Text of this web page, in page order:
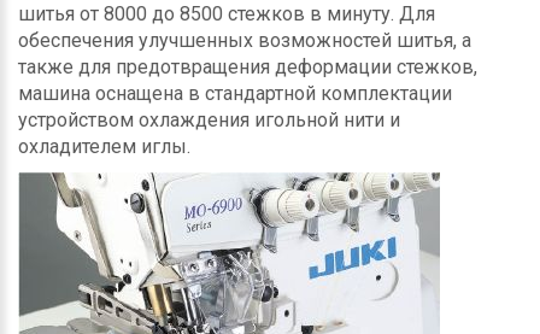
шитья от 8000 до 8500 стежков в минуту. Для
обеспечения улучшенных возможностей шитья, а
также для предотвращения деформации стежков,
машина оснащена в стандартной комплектации
устройством охлаждения игольной нити и
охладителем иглы.